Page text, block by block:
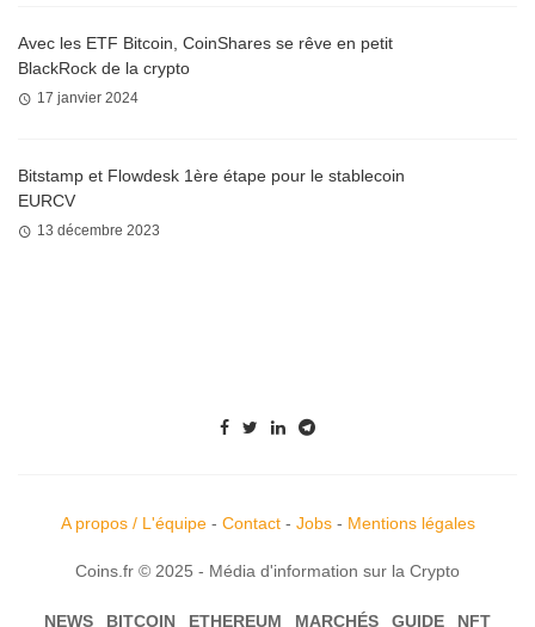
Avec les ETF Bitcoin, CoinShares se rêve en petit
BlackRock de la crypto
17 janvier 2024
Bitstamp et Flowdesk 1ère étape pour le stablecoin
EURCV
13 décembre 2023
A propos / L'équipe- Contact- Jobs- Mentions légales
Coins.fr © 2025 - Média d'information sur la Crypto
NEWS BITCOIN ETHEREUM MARCHÉS GUIDE NFT